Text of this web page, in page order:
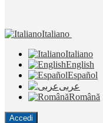
Italiano
Italiano
English
Español
عربى
Română
Accedi